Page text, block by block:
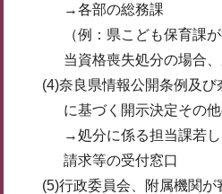
→各部の総務課
（例：県こども保育課
当資格喪失処分の場合
(4)奈良県情報公開条例及び
に基づく開示決定その
→処分に係る担当課若
請求等の受付窓口
(5)行政委員会、附属機関が